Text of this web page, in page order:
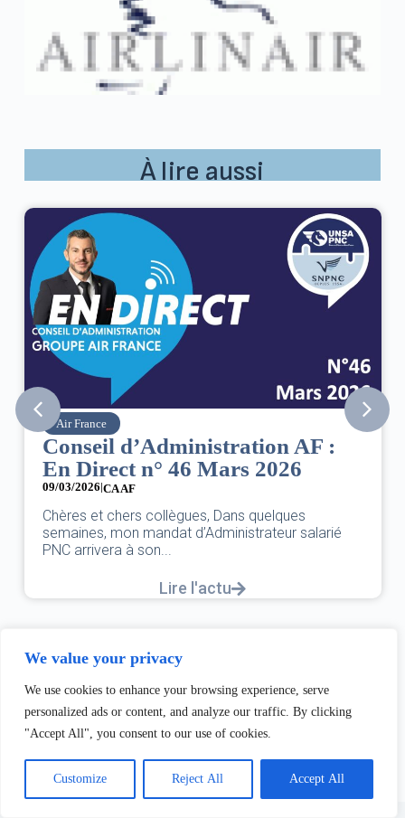
We value your privacy
We use cookies to enhance your browsing experience, serve
personalized ads or content, and analyze our traffic. By clicking
"Accept All", you consent to our use of cookies.
Customize Reject All Accept All
À lire aussi
Air France
Conseil d’Administration AF :
En Direct n° 46 Mars 2026
09/03/2026|CA AF
Chères et chers collègues, Dans quelques
semaines, mon mandat d’Administrateur salarié
PNC arrivera à son...
Lire l'actu